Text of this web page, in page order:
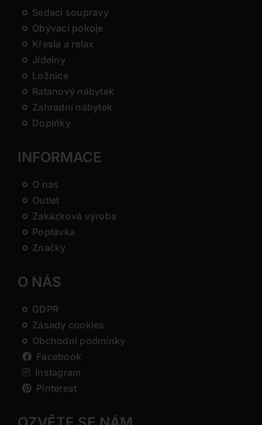
Sedací soupravy
Obývací pokoje
Křesla a relax
Jídelny
Ložnice
Ratanový nábytek
Zahradní nábytek
Doplňky
INFORMACE
O nás
Outlet
Zakázková výroba
Poptávka
Značky
O NÁS
GDPR
Zásady cookies
Obchodní podmínky
Facebook
Instagram
Pinterest